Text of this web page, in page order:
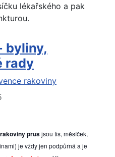
lékařského a pak
byliny,
rady
rakoviny
rakoviny prus jsou tis, měsíček,
je vždy jen podpůrná a je